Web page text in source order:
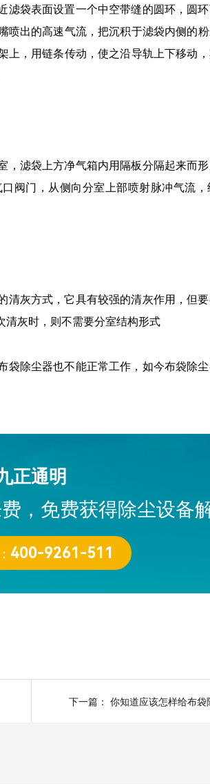
滤袋表面设置一个中空带缝的圆环，圆
出的高速气流，把沉积于滤袋内侧的
，用链条传动，使之沿导轨上下移动
，滤袋上方净气箱内用隔板分隔起来而
阀门，从侧向分室上部喷射脉冲气流
清灰方式，它具有较强的清灰作用，但
灰时，则不需要分室结构形式
除尘器也不能正常工作，如今布袋除
正通明
，免费获得除尘设备
400-9261-511
下一篇：